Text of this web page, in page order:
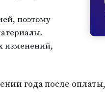
поэтому
изменений,
года после